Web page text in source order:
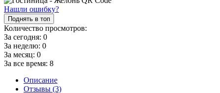
Нашли ошибку?
Поднять в топ
Количество просмотров:
За сегодня: 0
За неделю: 0
За месяц: 0
За все время: 8
Описание
Отзывы (3)